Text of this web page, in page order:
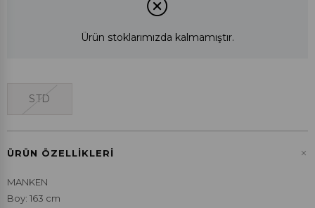
Ürün stoklarımızda kalmamıştır.
STD
ÜRÜN ÖZELLIKLERI +
MANKEN
Boy: 163 cm